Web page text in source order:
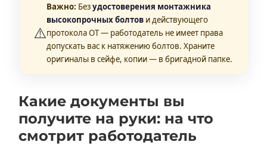
⚠️
Важно: Безудостоверения монтажника
высокопрочных болтов и действующего
протокола ОТ — работодатель не имеет права
допускать вас к натяжению болтов. Храните
оригиналы в сейфе, копии — в бригадной папке.
Какие документы вы
получите на руки: на что
смотрит работодатель